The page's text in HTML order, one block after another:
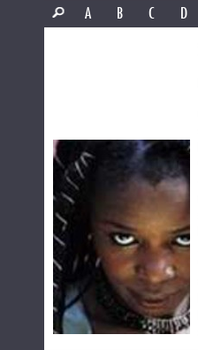
A
B C D